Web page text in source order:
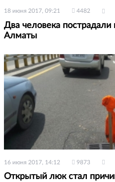
18 июня 2017, 09:21 4482
Два человека пострадали
Алматы
16 июня 2017, 14:12 9873
Открытый люк стал